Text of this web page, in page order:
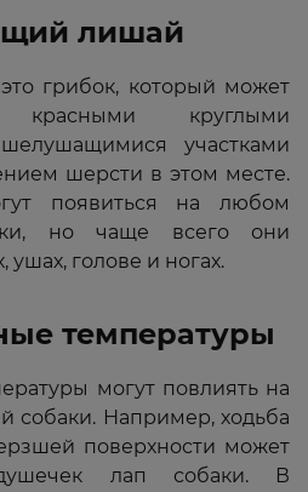
лишай
грибок, который может
красными круглыми
участками
шерсти в этом месте.
появиться на любом
но чаще всего они
ушах, голове и ногах.
температуры
могут повлиять на
собаки. Например, ходьба
поверхности может
лап собаки. В